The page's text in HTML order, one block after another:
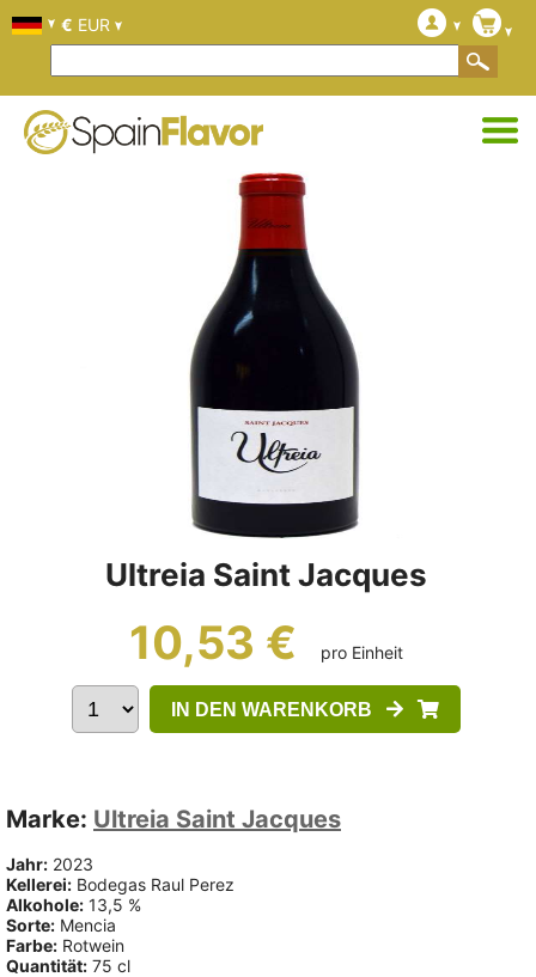
Ultreia Saint Jacques
10,53 € pro Einheit
IN DEN WARENKORB
Marke: Ultreia Saint Jacques
Jahr: 2023
Kellerei: Bodegas Raul Perez
Alkohole: 13,5 %
Sorte: Mencia
Farbe: Rotwein
Quantität: 75 cl
€ EUR